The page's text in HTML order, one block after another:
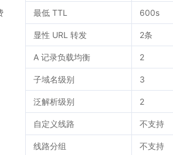
最低 TTL 600s
显性 URL 转发 2条
A 记录负载均衡 2
子域名级别 3
泛解析级别 2
自定义线路 不支持
线路分组 不支持